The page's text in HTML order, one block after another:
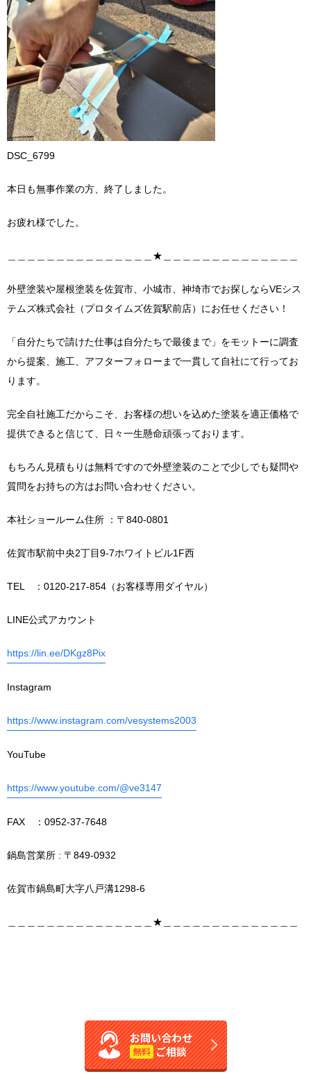
DSC_6799
本日も無事作業の方、終了しました。
お疲れ様でした。
＿＿＿＿＿＿＿＿＿＿＿＿＿＿＿★＿＿＿＿＿＿＿＿＿＿＿＿＿＿
外壁塗装や屋根塗装を佐賀市、小城市、神埼市でお探しならVEシス
テムズ株式会社（プロタイムズ佐賀駅前店）にお任せください！
「自分たちで請けた仕事は自分たちで最後まで」をモットーに調査
から提案、施工、アフターフォローまで一貫して自社にて行ってお
ります。
完全自社施工だからこそ、お客様の想いを込めた塗装を適正価格で
提供できると信じて、日々一生懸命頑張っております。
もちろん見積もりは無料ですので外壁塗装のことで少しでも疑問や
質問をお持ちの方はお問い合わせください。
本社ショールーム住所 ：〒840-0801
佐賀市駅前中央2丁目9-7ホワイトビル1F西
TEL ：0120-217-854（お客様専用ダイヤル）
LINE公式アカウント
https://lin.ee/DKgz8Pix
Instagram
https://www.instagram.com/vesystems2003
YouTube
https://www.youtube.com/@ve3147
FAX ：0952-37-7648
鍋島営業所 : 〒849-0932
佐賀市鍋島町大字八戸溝1298-6
＿＿＿＿＿＿＿＿＿＿＿＿＿＿＿★＿＿＿＿＿＿＿＿＿＿＿＿＿＿
お問い合わせ
無料 ご相談